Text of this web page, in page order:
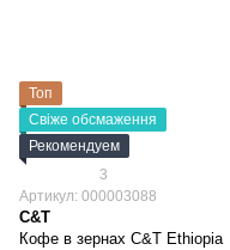
Топ
Свіже обсмаження
Рекомендуем
3
Артикул: 000003088
C&T
Кофе в зернах C&T Ethiopia